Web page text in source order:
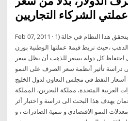
Feb 07, 2011 · 1) نظام سعر الصرف الثابت : يتحقق هذا النظام في حالة
،حيث تربط قيمة عملتها الوطنية بوزن
احتفاظ كل دولة بسعر للذهب أن يظل سعر
دراسة تأثير أنظمة سعر الصرف على النمو
النفط في مجلس التعاون لدول الخليج
العربية المتحدة، مملكة البحرين، المملكة
يهدف هذا البحث الى دراسة و اختبار أثر
النمو الاقتصادي و تنمية الصادرات ، و